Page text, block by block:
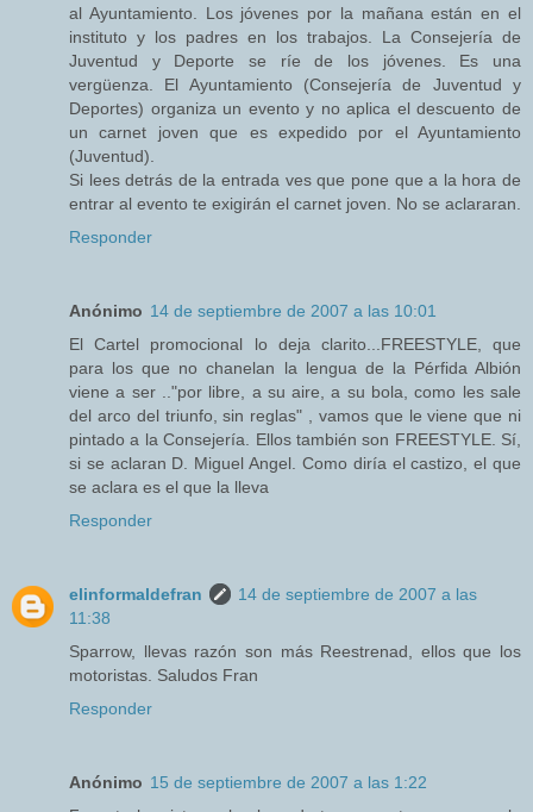
al Ayuntamiento. Los jóvenes por la mañana están en el
instituto y los padres en los trabajos. La Consejería de
Juventud y Deporte se ríe de los jóvenes. Es una
vergüenza. El Ayuntamiento (Consejería de Juventud y
Deportes) organiza un evento y no aplica el descuento de
un carnet joven que es expedido por el Ayuntamiento
(Juventud).
Si lees detrás de la entrada ves que pone que a la hora de
entrar al evento te exigirán el carnet joven. No se aclararan.
Responder
Anónimo 14 de septiembre de 2007 a las 10:01
El Cartel promocional lo deja clarito...FREESTYLE, que
para los que no chanelan la lengua de la Pérfida Albión
viene a ser .."por libre, a su aire, a su bola, como les sale
del arco del triunfo, sin reglas" , vamos que le viene que ni
pintado a la Consejería. Ellos también son FREESTYLE. Sí,
si se aclaran D. Miguel Angel. Como diría el castizo, el que
se aclara es el que la lleva
Responder
elinformaldefran
14 de septiembre de 2007 a las
11:38
Sparrow, llevas razón son más Reestrenad, ellos que los
motoristas. Saludos Fran
Responder
Anónimo 15 de septiembre de 2007 a las 1:22